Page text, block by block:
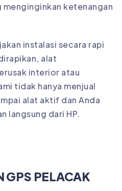
menginginkan ketenangan
instalasi secara rapi
alat
interior atau
tidak hanya menjual
alat aktif dan Anda
langsung dari HP.
GPS PELACAK